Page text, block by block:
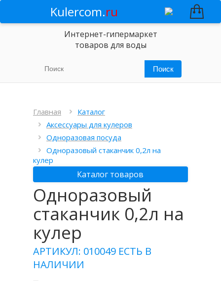
Kulercom.ru
Интернет-гипермаркет
товаров для воды
Главная
Каталог
Аксессуары для кулеров
Одноразовая посуда
Одноразовый стаканчик 0,2л на
кулер
Каталог товаров
Одноразовый
стаканчик 0,2л на
кулер
АРТИКУЛ: 010049 ЕСТЬ В
НАЛИЧИИ